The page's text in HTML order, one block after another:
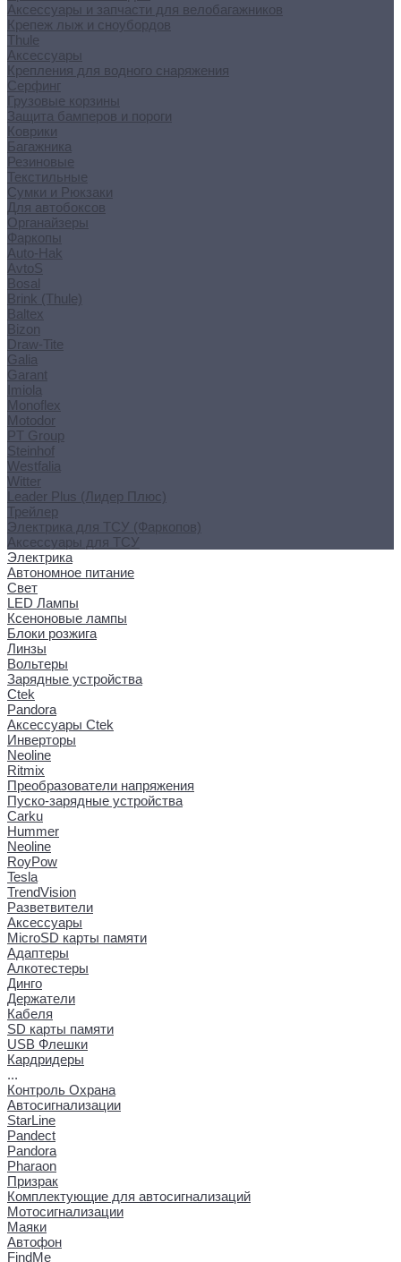
Аксессуары и запчасти для велобагажников
Крепеж лыж и сноубордов
Thule
Аксессуары
Крепления для водного снаряжения
Серфинг
Грузовые корзины
Защита бамперов и пороги
Коврики
Багажника
Резиновые
Текстильные
Сумки и Рюкзаки
Для автобоксов
Органайзеры
Фаркопы
Auto-Hak
AvtoS
Bosal
Brink (Thule)
Baltex
Bizon
Draw-Tite
Galia
Garant
Imiola
Monoflex
Motodor
PT Group
Steinhof
Westfalia
Witter
Leader Plus (Лидер Плюс)
Трейлер
Электрика для ТСУ (Фаркопов)
Аксессуары для ТСУ
Электрика
Автономное питание
Свет
LED Лампы
Ксеноновые лампы
Блоки розжига
Линзы
Вольтеры
Зарядные устройства
Ctek
Pandora
Аксессуары Ctek
Инверторы
Neoline
Ritmix
Преобразователи напряжения
Пуско-зарядные устройства
Carku
Hummer
Neoline
RoyPow
Tesla
TrendVision
Разветвители
Аксессуары
MicroSD карты памяти
Адаптеры
Алкотестеры
Динго
Держатели
Кабеля
SD карты памяти
USB Флешки
Кардридеры
...
Контроль Охрана
Автосигнализации
StarLine
Pandect
Pandora
Pharaon
Призрак
Комплектующие для автосигнализаций
Мотосигнализации
Маяки
Автофон
FindMe